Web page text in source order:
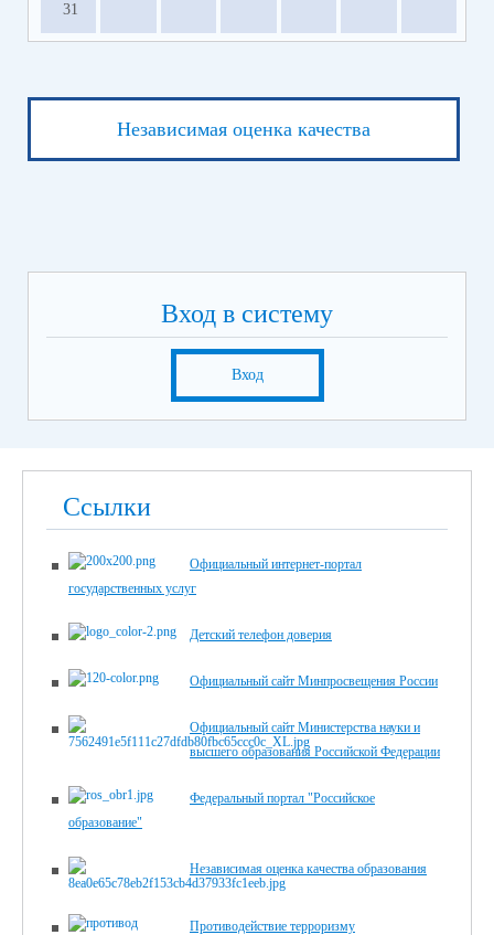
31
Независимая оценка качества
Вход в систему
Вход
Ссылки
Официальный интернет-портал
государственных услуг
Детский телефон доверия
Официальный сайт Минпросвещения России
Официальный сайт Министерства науки и
высшего образования Российской Федерации
Федеральный портал "Российское
образование"
Независимая оценка качества образования
Противодействие терроризму